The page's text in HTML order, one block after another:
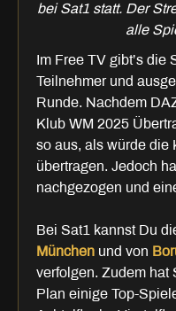
bei Sat1 statt. Der
alle
Im Free TV gibt’s die
Teilnehmer und
Runde. Nachdem
Klub WM 2025
so aus, als würde die
übertragen. Jedoch
nachgezogen und
Bei Sat1 kannst Du
München und von
verfolgen. Zudem hat
Plan einige Top-